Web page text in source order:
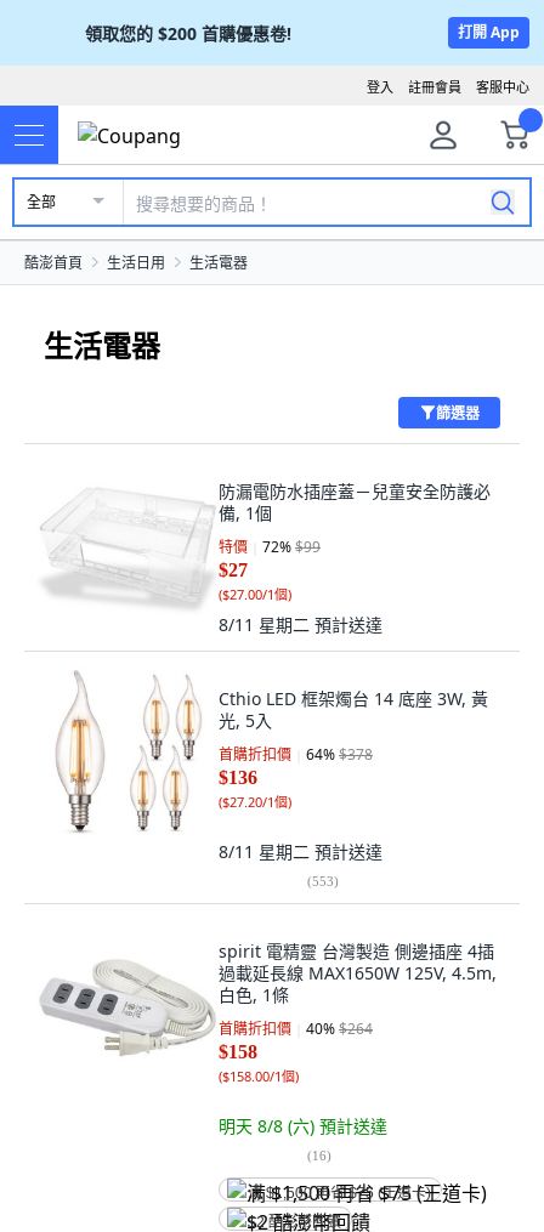
領取您的 $200 首購優惠卷! 打開 App
客服中心
註冊會員
登入
全部
酷澎首頁 生活日用 生活電器
生活電器
篩選器
防漏電防水插座蓋－兒童安全防護必
備, 1個
特價 72%$99
$27
($27.00/1個)
8/11 星期二 預計送達
Cthio LED 框架燭台 14 底座 3W, 黃
光, 5入
首購折扣價 64%$378
$136
($27.20/1個)
8/11 星期二 預計送達
(553)
spirit 電精靈 台灣製造 側邊插座 4插
過載延長線 MAX1650W 125V, 4.5m,
白色, 1條
首購折扣價 40%$264
$158
($158.00/1個)
明天 8/8 (六) 預計送達
(16)
满 $1,500 再省 $75 (王道卡)
$2 酷澎幣回饋